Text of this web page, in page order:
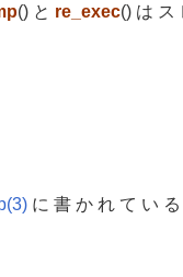
() と re_exec() は ス
に 書 か れ て い る